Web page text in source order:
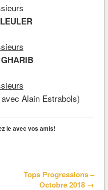
Alain Estrabols)
le avec vos amis!
Tops Progressions –
Octobre 2018 →